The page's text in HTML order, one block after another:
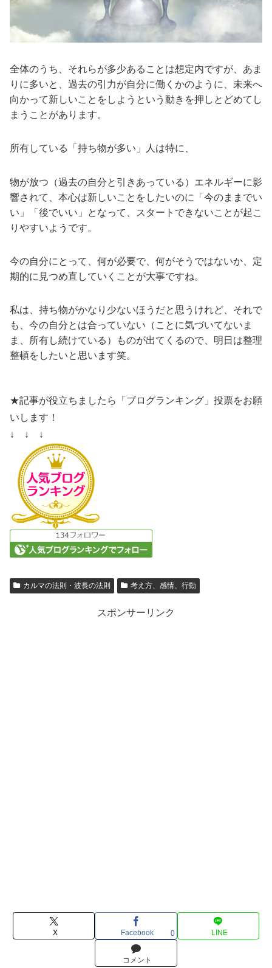
全体のうち、それらが多少あることは想定内ですが、あま
りに多いと、過去の引力が自分に働くかのように、未来へ
向かって新しいことをしようという動きを押しとどめてし
まうことがあります。
所有している「持ち物が多い」人は特に、
物が放つ（過去の自分と引きあっている）エネルギーに影
響されて、本心は新しいことをしたいのに「今のままでい
い」「後でいい」となって、スタートできないことが起こ
りやすいようです。
今の自分にとって、何が必要で、何がそうではないか、定
期的に見つめ直していくことが大事ですね。
私は、持ち物がかなり少ないほうだと思うけれど、それで
も、今の自分とは合っていない（ことに気づいてないま
ま、所有し続けている）ものが出てくるので、明日は整理
整頓をしたいと思います笑。
★記事が役立ちましたら「ブログランキング」投票をお願
いします！
↓ ↓ ↓
カルマの法則・波長の法則 考え方、感情、行動
スポンサーリンク
X Facebook 0 LINE
コメント